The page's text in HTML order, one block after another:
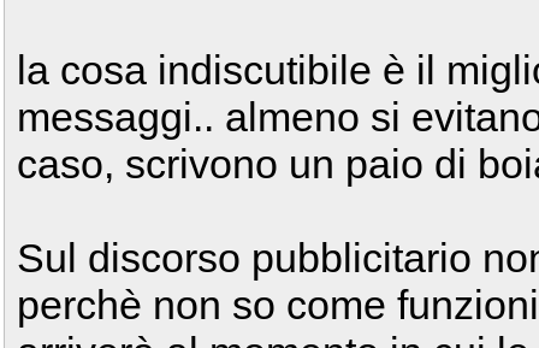
la cosa indiscutibile è il
messaggi.. almeno si
caso, scrivono un paio di
Sul discorso pubblicitario
perchè non so come